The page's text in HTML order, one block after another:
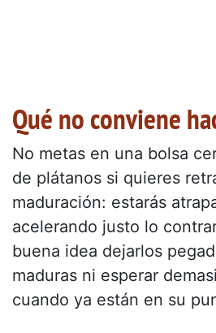
Qué no conviene
No metas en una bolsa
de plátanos si quieres
maduración: estarás
acelerando justo lo
buena idea dejarlos
maduras ni esperar
cuando ya están en su